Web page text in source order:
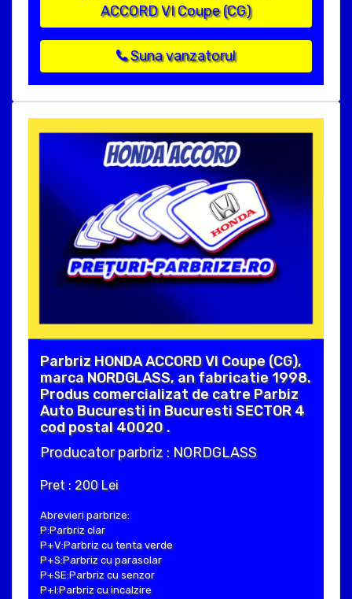
ACCORD VI Coupe (CG)
Suna vanzatorul
Parbriz HONDA ACCORD VI Coupe (CG),
marca NORDGLASS, an fabricatie 1998.
Produs comercializat de catre Parbiz
Auto Bucuresti in Bucuresti SECTOR 4
cod postal 40020 .
Producator parbriz : NORDGLASS
Pret : 200 Lei
Abrevieri parbrize:
P:Parbriz clar
P+V:Parbriz cu tenta verde
P+S:Parbriz cu parasolar
P+SE:Parbriz cu senzor
P+I:Parbriz cu incalzire